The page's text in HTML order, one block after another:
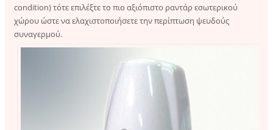
condition) τότε επιλέξτε το πιο αξιόπιστο ραντάρ εσωτερικού
χώρου ώστε να ελαχιστοποιήσετε την περίπτωση ψευδούς
συναγερμού.